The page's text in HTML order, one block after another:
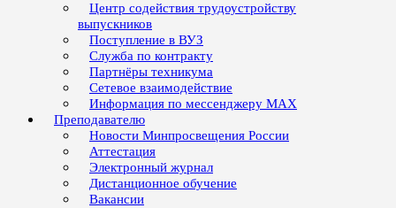
Центр содействия трудоустройству
выпускников
Поступление в ВУЗ
Служба по контракту
Партнёры техникума
Сетевое взаимодействие
Информация по мессенджеру MAX
Преподавателю
Новости Минпросвещения России
Аттестация
Электронный журнал
Дистанционное обучение
Вакансии